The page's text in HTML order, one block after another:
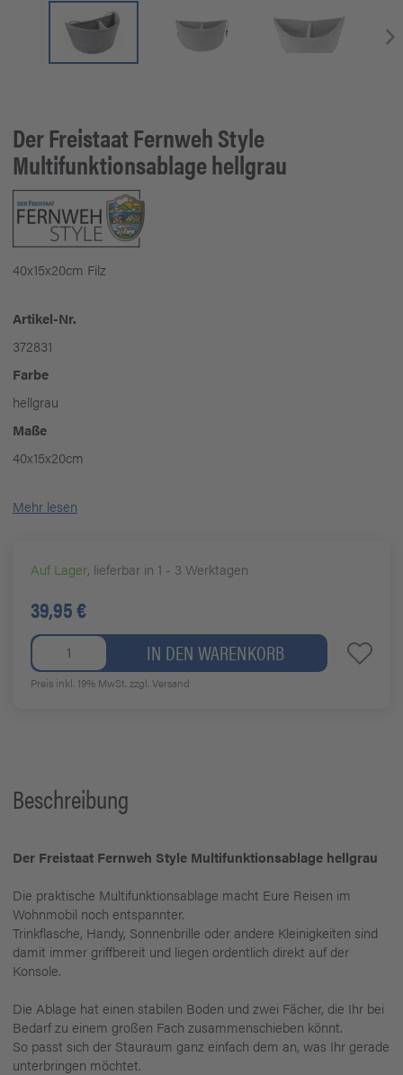
Der Freistaat Fernweh Style
Multifunktionsablage hellgrau
40x15x20cm Filz
Artikel-Nr.
372831
Farbe
hellgrau
Maße
40x15x20cm
Mehr lesen
Auf Lager, lieferbar in 1 - 3 Werktagen
39,95 €
IN DEN WARENKORB
Preis inkl. 19% MwSt.zzgl. Versand
Beschreibung
Der Freistaat Fernweh Style Multifunktionsablage hellgrau
Die praktische Multifunktionsablage macht Eure Reisen im
Wohnmobil noch entspannter.
Trinkflasche, Handy, Sonnenbrille oder andere Kleinigkeiten sind
damit immer griffbereit und liegen ordentlich direkt auf der
Konsole.
Die Ablage hat einen stabilen Boden und zwei Fächer, die Ihr bei
Bedarf zu einem großen Fach zusammenschieben könnt.
So passt sich der Stauraum ganz einfach dem an, was Ihr gerade
unterbringen möchtet.